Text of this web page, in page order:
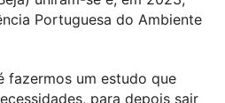
Portuguesa do Ambiente
fazermos um estudo que
para depois sair